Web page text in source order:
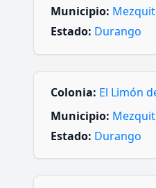
Municipio:
Estado: Durango
Colonia: El Limón
Municipio:
Estado: Durango